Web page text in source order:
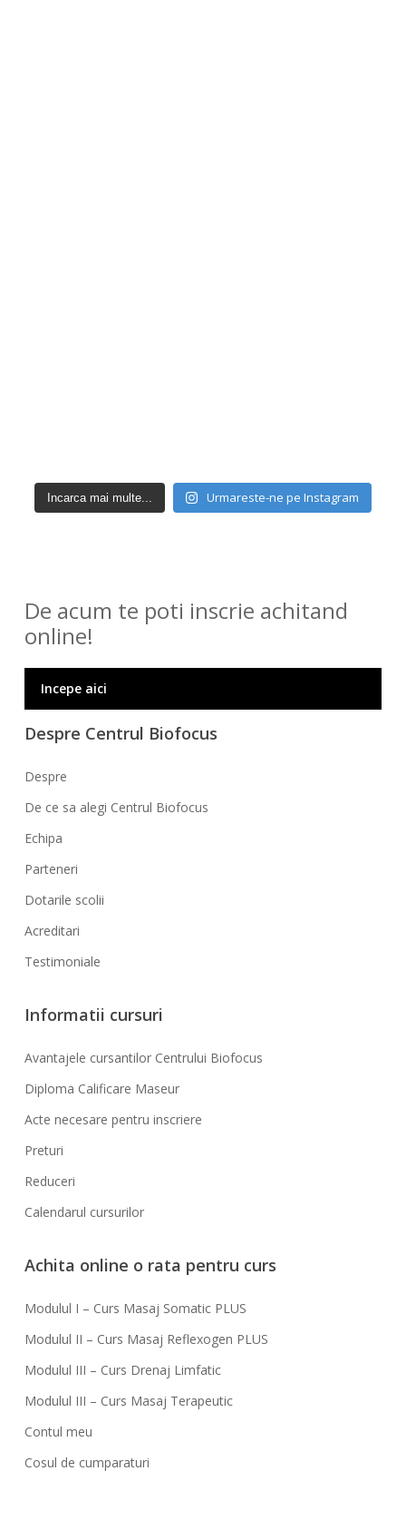
Incarca mai multe... Urmareste-ne pe Instagram
De acum te poti inscrie achitand
online!
Incepe aici
Despre Centrul Biofocus
Despre
De ce sa alegi Centrul Biofocus
Echipa
Parteneri
Dotarile scolii
Acreditari
Testimoniale
Informatii cursuri
Avantajele cursantilor Centrului Biofocus
Diploma Calificare Maseur
Acte necesare pentru inscriere
Preturi
Reduceri
Calendarul cursurilor
Achita online o rata pentru curs
Modulul I – Curs Masaj Somatic PLUS
Modulul II – Curs Masaj Reflexogen PLUS
Modulul III – Curs Drenaj Limfatic
Modulul III – Curs Masaj Terapeutic
Contul meu
Cosul de cumparaturi